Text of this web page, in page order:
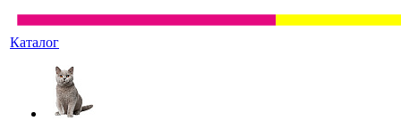
Каталог